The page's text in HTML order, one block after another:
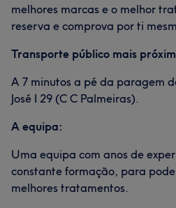
melhores marcas e o melhor
reserva e comprova por ti
Transporte público mais
A 7 minutos a pé da paragem
José I 29 (C C Palmeiras).
A equipa:
Uma equipa com anos de
constante formação, para
melhores tratamentos.